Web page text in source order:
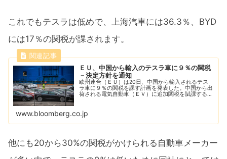
これでもテスラは低めで、上海汽車には36.3％、BYD
には17％の関税が課されます。
ＥＵ、中国から輸入のテスラ車に９％の関税
－決定方針を通知
欧州連合（ＥＵ）は20日、中国から輸入されるテス
ラ車に９％の関税を課す計画を発表した。中国から出
荷される電気自動車（ＥＶ）に追加関税を賦課する決
www.bloomberg.co.jp
他にも20から30%の関税がかけられる自動車メーカー